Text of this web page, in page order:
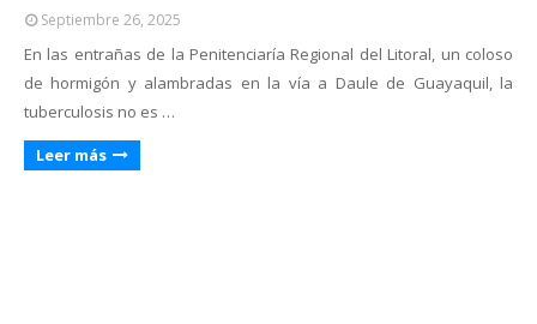
Septiembre 26, 2025
En las entrañas de la Penitenciaría Regional del Litoral, un coloso
de hormigón y alambradas en la vía a Daule de Guayaquil, la
tuberculosis no es …
Leer más